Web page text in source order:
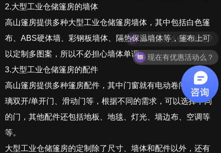
2.大型工业仓储篷房的墙体
高山篷房提供多种大型工业仓储篷房墙体，其中包括白色篷
布、ABS硬体墙、彩钢板墙体、隔热保温墙体等，篷布上可
以定制多图案，所以不必担心墙体单调。
3.大型工业仓储篷房的配件
高山篷房提供多种篷房配件，其中门窗就有电动卷闸门、玻
璃双开/单开门、滑动门等，根据不同的需求，可以选择不同
的门，其他配件还包括地板、地毯、灯光、墙边布、空调等
等。
大型工业仓储篷房的定制除了尺寸、墙体和配件以外，还有
你们是怎么收费的呢？
现在有优惠活动么？